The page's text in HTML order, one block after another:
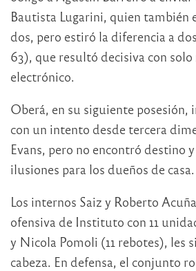
Bautista Lugarini, quien también
dos, pero estiró la diferencia a
63), que resultó decisiva con solo
electrónico.
Oberá, en su siguiente
con un intento desde tercera
Evans, pero no encontró destino
ilusiones para los dueños de casa.
Los internos Saiz y Roberto
ofensiva de Instituto con 11
y Nicola Pomoli (11 rebotes), les
cabeza. En defensa, el conjunto